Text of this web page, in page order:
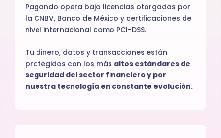
Pagando opera bajo licencias otorgadas por
la CNBV, Banco de México y certificaciones de
nivel internacional como PCI-DSS.
Tu dinero, datos y transacciones están
protegidos con los más altos estándares de
seguridad del sector financiero y por
nuestra tecnología en constante evolución.